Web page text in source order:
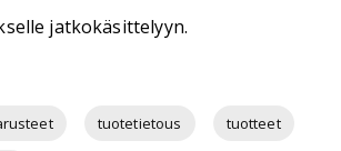
jatkokäsittelyyn.
tuotetietous tuotteet